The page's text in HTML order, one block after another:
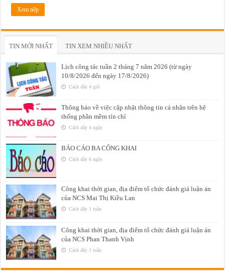
Xem tiếp
TIN MỚI NHẤT TIN XEM NHIỀU NHẤT
Lịch công tác tuần 2 tháng 7 năm 2026 (từ ngày
10/8/2026 đến ngày 17/8/2026)
Cách đây 4 giờ
Thông báo về việc cập nhật thông tin cá nhân trên hệ
thống phần mềm tín chỉ
Cách đây 4 ngày
BÁO CÁO BA CÔNG KHAI
Cách đây 6 ngày
Công khai thời gian, địa điểm tổ chức đánh giá luận án
của NCS Mai Thị Kiều Lan
Cách đây 1 tuần
Công khai thời gian, địa điểm tổ chức đánh giá luận án
của NCS Phan Thanh Vịnh
Cách đây 1 tuần